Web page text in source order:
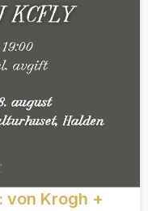
von Krogh +